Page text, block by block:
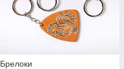
Брелоки